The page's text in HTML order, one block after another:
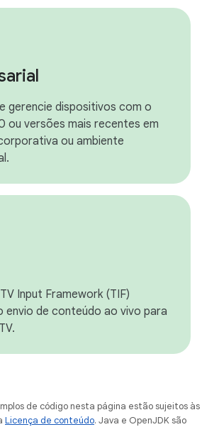
gerencie dispositivos com o
ou versões mais recentes em
ou ambiente
Input Framework (TIF)
envio de conteúdo ao vivo para
de código nesta página estão sujeitos às
Licença de conteúdo. Java e OpenJDK são